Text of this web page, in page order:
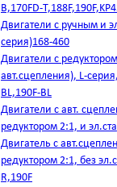
B,170FD-
Двигатели с ручным и
серия)168-460
Двигатели с
авт.сцепления), L-
BL,190F-BL
Двигатели с авт.
редуктором 2:1, и
Двигатель с
редуктором 2:1, без
R,190F